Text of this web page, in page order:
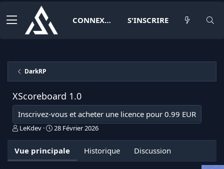
CONNEXION S'INSCRIRE
DarkRP
XScoreboard 1.0
Inscrivez-vous et acheter une licence pour 0.99 EUR
A
e
u
LeKdev
D
e
d
28 Février 2026
Vue principale Historique Discussion